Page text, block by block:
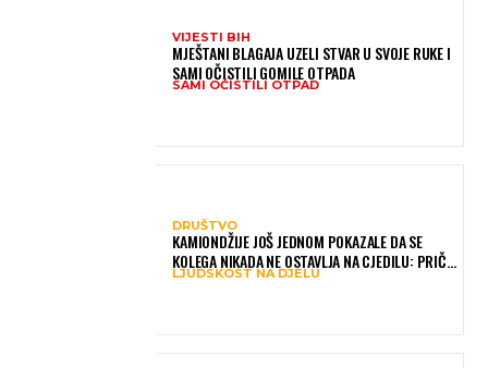
VIJESTI BIH
MJEŠTANI BLAGAJA UZELI STVAR U SVOJE RUKE I
SAMI OČISTILI GOMILE OTPADA
SAMI OČISTILI OTPAD
DRUŠTVO
KAMIONDŽIJE JOŠ JEDNOM POKAZALE DA SE
KOLEGA NIKADA NE OSTAVLJA NA CJEDILU: PRIČA
IZ HAMBURGA DIRNULA MNOGE
LJUDSKOST NA DJELU